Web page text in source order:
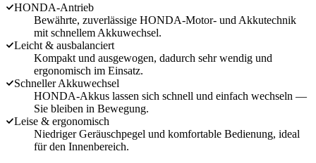
HONDA-Antrieb
Bewährte, zuverlässige HONDA-Motor- und Akkutechnik
mit schnellem Akkuwechsel.
Leicht & ausbalanciert
Kompakt und ausgewogen, dadurch sehr wendig und
ergonomisch im Einsatz.
Schneller Akkuwechsel
HONDA-Akkus lassen sich schnell und einfach wechseln —
Sie bleiben in Bewegung.
Leise & ergonomisch
Niedriger Geräuschpegel und komfortable Bedienung, ideal
für den Innenbereich.